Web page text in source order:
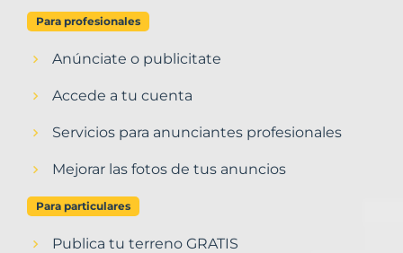
Para profesionales
Anúnciate o publicitate
Accede a tu cuenta
Servicios para anunciantes profesionales
Mejorar las fotos de tus anuncios
Para particulares
Publica tu terreno GRATIS